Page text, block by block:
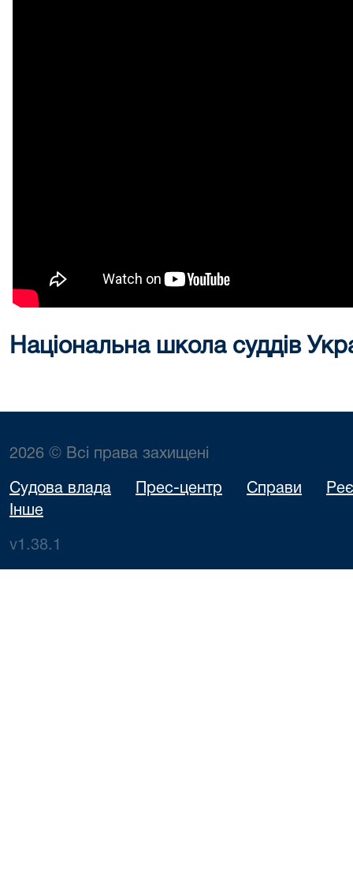
Національна школа суддів
2026 © Всі права захищені
Судова влада Прес-центр Справи
Інше
v1.38.1